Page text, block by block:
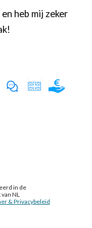
heb mij zeker
in de
NL
& Privacybeleid